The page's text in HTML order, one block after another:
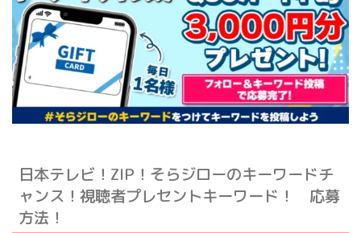
日本テレビ！ZIP！そらジローのキーワードチ
ャンス！視聴者プレセントキーワード！ 応募
方法！